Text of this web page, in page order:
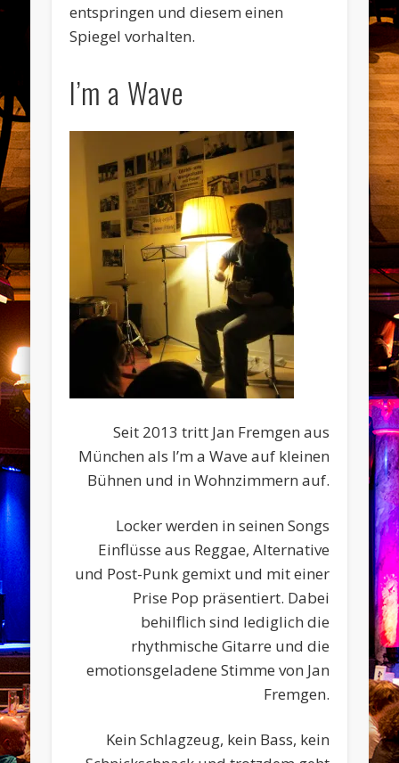
entspringen und diesem einen
Spiegel vorhalten.
I’m a Wave
Seit 2013 tritt Jan Fremgen aus
München als I’m a Wave auf kleinen
Bühnen und in Wohnzimmern auf.
Locker werden in seinen Songs
Einflüsse aus Reggae, Alternative
und Post-Punk gemixt und mit einer
Prise Pop präsentiert. Dabei
behilflich sind lediglich die
rhythmische Gitarre und die
emotionsgeladene Stimme von Jan
Fremgen.
Kein Schlagzeug, kein Bass, kein